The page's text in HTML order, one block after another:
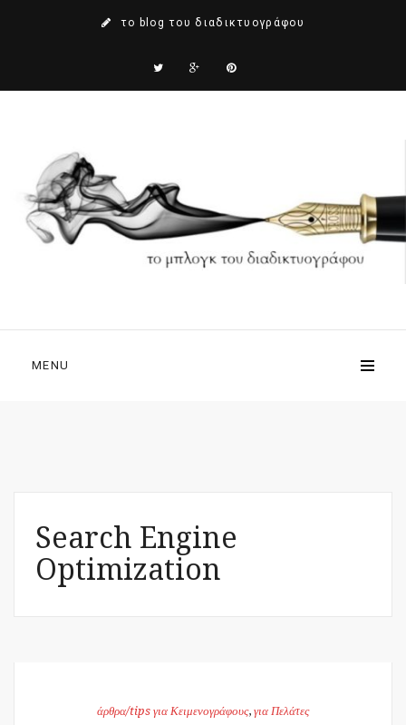
το blog του διαδικτυογράφου
MENU
Search Engine
Optimization
άρθρα/tips για Κειμενογράφους, για Πελάτες